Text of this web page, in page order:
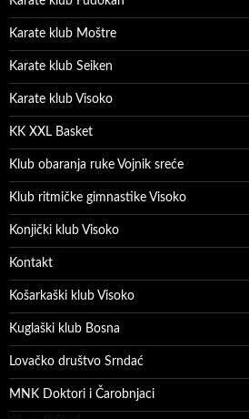
Karate klub Moštre
Karate klub Seiken
Karate klub Visoko
KK XXL Basket
Klub obaranja ruke Vojnik sreće
Klub ritmičke gimnastike Visoko
Konjički klub Visoko
Kontakt
Košarkaški klub Visoko
Kuglaški klub Bosna
Lovačko društvo Srndać
MNK Doktori i Čarobnjaci